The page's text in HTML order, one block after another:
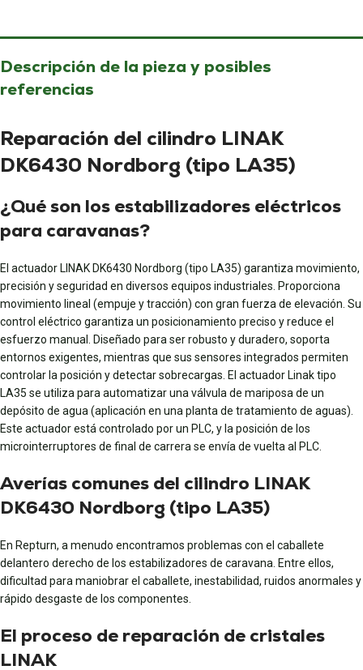
Descripción de la pieza y posibles
referencias
Reparación del cilindro LINAK
DK6430 Nordborg (tipo LA35)
¿Qué son los estabilizadores eléctricos
para caravanas?
El actuador LINAK DK6430 Nordborg (tipo LA35) garantiza movimiento,
precisión y seguridad en diversos equipos industriales. Proporciona
movimiento lineal (empuje y tracción) con gran fuerza de elevación. Su
control eléctrico garantiza un posicionamiento preciso y reduce el
esfuerzo manual. Diseñado para ser robusto y duradero, soporta
entornos exigentes, mientras que sus sensores integrados permiten
controlar la posición y detectar sobrecargas. El actuador Linak tipo
LA35 se utiliza para automatizar una válvula de mariposa de un
depósito de agua (aplicación en una planta de tratamiento de aguas).
Este actuador está controlado por un PLC, y la posición de los
microinterruptores de final de carrera se envía de vuelta al PLC.
Averías comunes del cilindro LINAK
DK6430 Nordborg (tipo LA35)
En Repturn, a menudo encontramos problemas con el caballete
delantero derecho de los estabilizadores de caravana. Entre ellos,
dificultad para maniobrar el caballete, inestabilidad, ruidos anormales y
rápido desgaste de los componentes.
El proceso de reparación de cristales
LINAK